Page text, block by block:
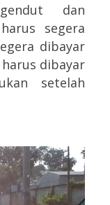
dan
segera
dibayar
dibayar
setelah